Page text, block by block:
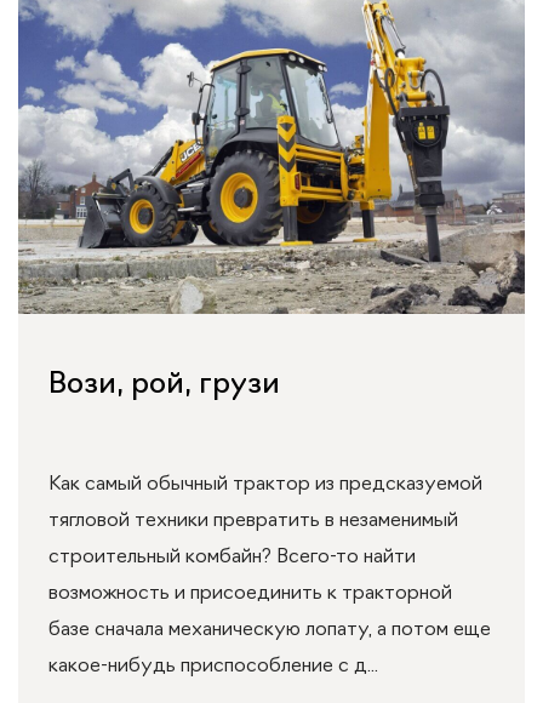
Вози, рой, грузи
Как самый обычный трактор из предсказуемой
тягловой техники превратить в незаменимый
строительный комбайн? Всего-то найти
возможность и присоединить к тракторной
базе сначала механическую лопату, а потом еще
какое-нибудь приспособление с д...